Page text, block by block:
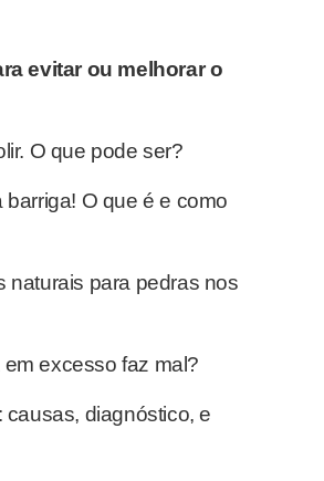
evitar ou melhorar o
O que pode ser?
barriga! O que é e como
naturais para pedras nos
excesso faz mal?
causas, diagnóstico, e